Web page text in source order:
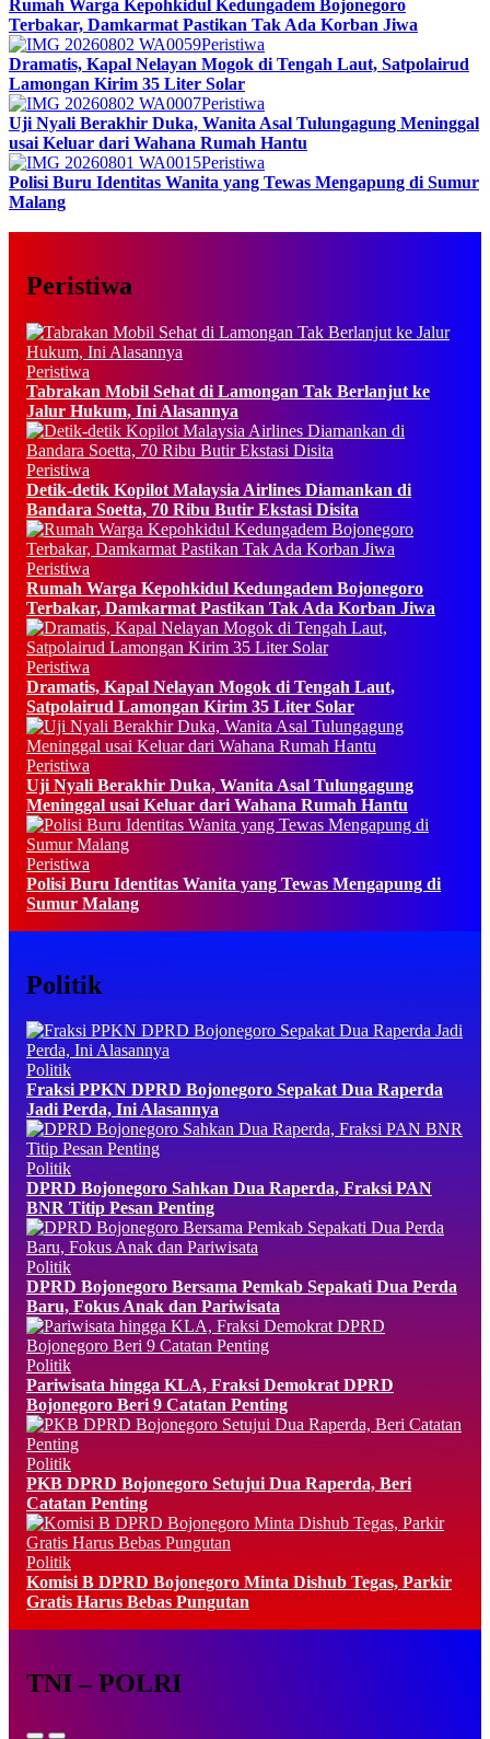
Rumah Warga Kepohkidul Kedungadem Bojonegoro
Terbakar, Damkarmat Pastikan Tak Ada Korban Jiwa
Peristiwa
Dramatis, Kapal Nelayan Mogok di Tengah Laut, Satpolairud
Lamongan Kirim 35 Liter Solar
Peristiwa
Uji Nyali Berakhir Duka, Wanita Asal Tulungagung Meninggal
usai Keluar dari Wahana Rumah Hantu
Peristiwa
Polisi Buru Identitas Wanita yang Tewas Mengapung di Sumur
Malang
Peristiwa
Peristiwa
Tabrakan Mobil Sehat di Lamongan Tak Berlanjut ke
Jalur Hukum, Ini Alasannya
Peristiwa
Detik-detik Kopilot Malaysia Airlines Diamankan di
Bandara Soetta, 70 Ribu Butir Ekstasi Disita
Peristiwa
Rumah Warga Kepohkidul Kedungadem Bojonegoro
Terbakar, Damkarmat Pastikan Tak Ada Korban Jiwa
Peristiwa
Dramatis, Kapal Nelayan Mogok di Tengah Laut,
Satpolairud Lamongan Kirim 35 Liter Solar
Peristiwa
Uji Nyali Berakhir Duka, Wanita Asal Tulungagung
Meninggal usai Keluar dari Wahana Rumah Hantu
Peristiwa
Polisi Buru Identitas Wanita yang Tewas Mengapung di
Sumur Malang
Politik
Politik
Fraksi PPKN DPRD Bojonegoro Sepakat Dua Raperda
Jadi Perda, Ini Alasannya
Politik
DPRD Bojonegoro Sahkan Dua Raperda, Fraksi PAN
BNR Titip Pesan Penting
Politik
DPRD Bojonegoro Bersama Pemkab Sepakati Dua Perda
Baru, Fokus Anak dan Pariwisata
Politik
Pariwisata hingga KLA, Fraksi Demokrat DPRD
Bojonegoro Beri 9 Catatan Penting
Politik
PKB DPRD Bojonegoro Setujui Dua Raperda, Beri
Catatan Penting
Politik
Komisi B DPRD Bojonegoro Minta Dishub Tegas, Parkir
Gratis Harus Bebas Pungutan
TNI – POLRI